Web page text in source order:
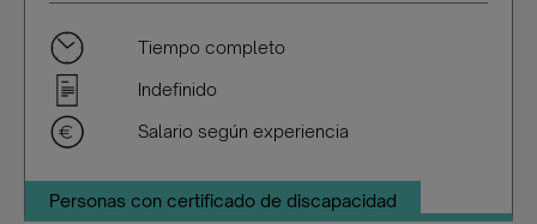
Tiempo completo
Indefinido
Salario según experiencia
Personas con certificado de discapacidad